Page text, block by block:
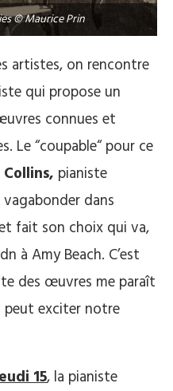
© Maurice Prin
artistes, on rencontre
qui propose un
connues et
Le “coupable“ pour ce
pianiste
dans
fait son choix qui va,
à Amy Beach. C’est
des œuvres me paraît
exciter notre
15, la pianiste